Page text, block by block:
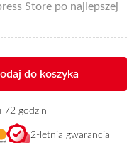
Store po najlepszej
do koszyka
72 godzin
2-letnia gwarancja